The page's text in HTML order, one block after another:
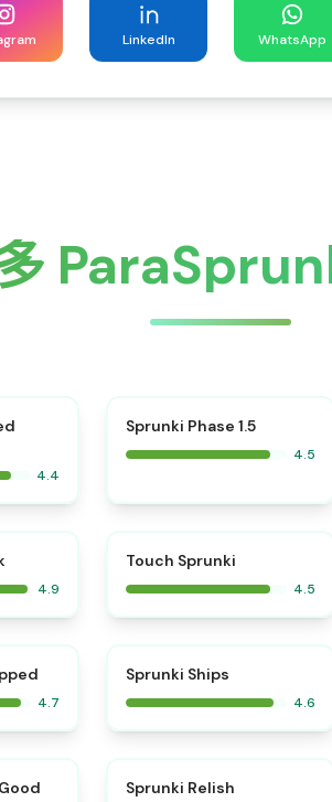
LinkedIn WhatsApp
4.4
Sprunki Phase 1.5
4.5
4.9
Touch Sprunki
4.5
4.7
Sprunki Ships
4.6
Sprunki Relish